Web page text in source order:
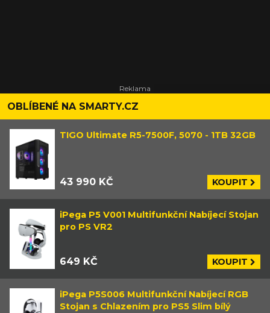
OBLÍBENÉ NA SMARTY.CZ
TIGO Ultimate R5-7500F, 5070 - 1TB 32GB
43 990 KČ KOUPIT
iPega P5 V001 Multifunkční Nabíjecí Stojan
pro PS VR2
649 KČ KOUPIT
iPega P5S006 Multifunkční Nabíjecí RGB
Stojan s Chlazením pro PS5 Slim bílý